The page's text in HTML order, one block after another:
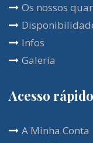
geralmente é
desfrutar deste
a desejar uma
disposição.
Os nossos
Infos
Galeria
Acesso rápido
A Minha Conta